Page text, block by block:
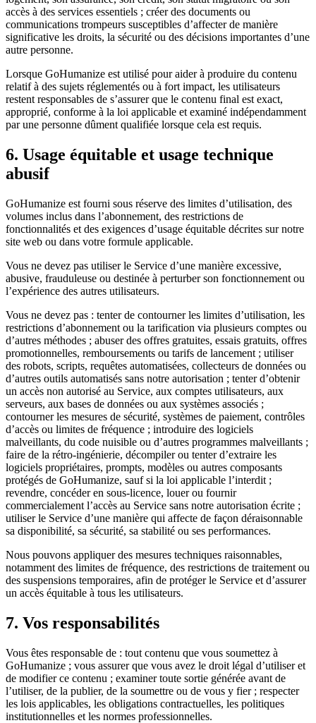
accès à des services essentiels ; créer des documents ou
communications trompeurs susceptibles d’affecter de manière
significative les droits, la sécurité ou des décisions importantes d’une
autre personne.
Lorsque GoHumanize est utilisé pour aider à produire du contenu
relatif à des sujets réglementés ou à fort impact, les utilisateurs
restent responsables de s’assurer que le contenu final est exact,
approprié, conforme à la loi applicable et examiné indépendamment
par une personne dûment qualifiée lorsque cela est requis.
6. Usage équitable et usage technique
abusif
GoHumanize est fourni sous réserve des limites d’utilisation, des
volumes inclus dans l’abonnement, des restrictions de
fonctionnalités et des exigences d’usage équitable décrites sur notre
site web ou dans votre formule applicable.
Vous ne devez pas utiliser le Service d’une manière excessive,
abusive, frauduleuse ou destinée à perturber son fonctionnement ou
l’expérience des autres utilisateurs.
Vous ne devez pas : tenter de contourner les limites d’utilisation, les
restrictions d’abonnement ou la tarification via plusieurs comptes ou
d’autres méthodes ; abuser des offres gratuites, essais gratuits, offres
promotionnelles, remboursements ou tarifs de lancement ; utiliser
des robots, scripts, requêtes automatisées, collecteurs de données ou
d’autres outils automatisés sans notre autorisation ; tenter d’obtenir
un accès non autorisé au Service, aux comptes utilisateurs, aux
serveurs, aux bases de données ou aux systèmes associés ;
contourner les mesures de sécurité, systèmes de paiement, contrôles
d’accès ou limites de fréquence ; introduire des logiciels
malveillants, du code nuisible ou d’autres programmes malveillants ;
faire de la rétro-ingénierie, décompiler ou tenter d’extraire les
logiciels propriétaires, prompts, modèles ou autres composants
protégés de GoHumanize, sauf si la loi applicable l’interdit ;
revendre, concéder en sous-licence, louer ou fournir
commercialement l’accès au Service sans notre autorisation écrite ;
utiliser le Service d’une manière qui affecte de façon déraisonnable
sa disponibilité, sa sécurité, sa stabilité ou ses performances.
Nous pouvons appliquer des mesures techniques raisonnables,
notamment des limites de fréquence, des restrictions de traitement ou
des suspensions temporaires, afin de protéger le Service et d’assurer
un accès équitable à tous les utilisateurs.
7. Vos responsabilités
Vous êtes responsable de : tout contenu que vous soumettez à
GoHumanize ; vous assurer que vous avez le droit légal d’utiliser et
de modifier ce contenu ; examiner toute sortie générée avant de
l’utiliser, de la publier, de la soumettre ou de vous y fier ; respecter
les lois applicables, les obligations contractuelles, les politiques
institutionnelles et les normes professionnelles.